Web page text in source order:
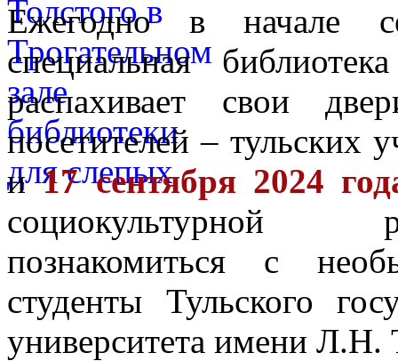
Ежегодно в начале
специальная
распахивает свои
посетителей – тульских
и17 сентября 2024
социокультурной
познакомиться с
студенты Тульского
университета имени Л.Н.